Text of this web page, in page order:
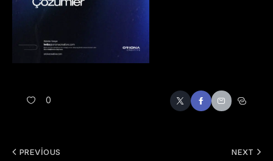
0
PREVIOUS NEXT